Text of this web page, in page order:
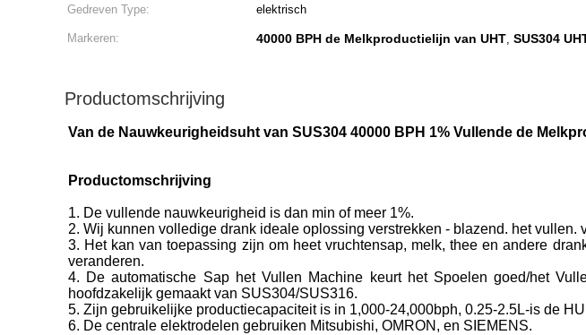
Gedreven Type: elektrisch
Markeren: 40000 BPH de Melkproductielijn van UHT, SUS304
Productomschrijving
Van de Nauwkeurigheidsuht van SUS304 40000 BPH 1% Vullende de
Productomschrijving
1. De vullende nauwkeurigheid is dan min of meer 1%.
2. Wij kunnen volledige drank ideale oplossing verstrekken - blazend. het
3. Het kan van toepassing zijn om heet vruchtensap, melk, thee en andere
veranderen.
4. De automatische Sap het Vullen Machine keurt het Spoelen goed/het
hoofdzakelijk gemaakt van SUS304/SUS316.
5. Zijn gebruikelijke productiecapaciteit is in 1,000-24,000bph, 0.25-2.5L-is de
6. De centrale elektrodelen gebruiken Mitsubishi, OMRON, en SIEMENS.